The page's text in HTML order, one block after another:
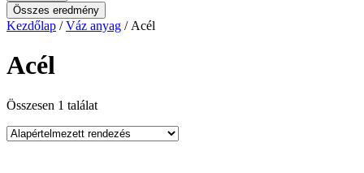
Összes eredmény
Kezdőlap /Váz anyag / Acél
Acél
Összesen 1 találat